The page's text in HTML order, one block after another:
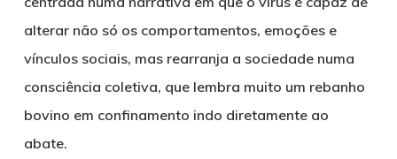
alterar não só os comportamentos, emoções e
vínculos sociais, mas rearranja a sociedade numa
consciência coletiva, que lembra muito um rebanho
bovino em confinamento indo diretamente ao
abate.